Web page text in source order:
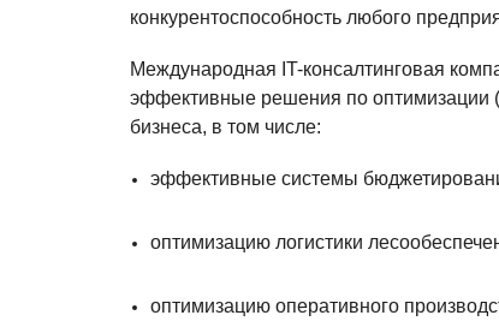
конкурентоспособность любого
Международная IT-консалтинговая
эффективные решения по
бизнеса, в том числе:
эффективные системы
оптимизацию логистики
оптимизацию оперативного